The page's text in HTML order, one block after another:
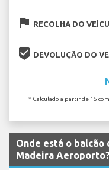
flag RECOLHA DO
beenhere DEVOLUÇÃO DO
* Calculado a partir de 15
Onde está o balcão
Madeira Aeroporto?